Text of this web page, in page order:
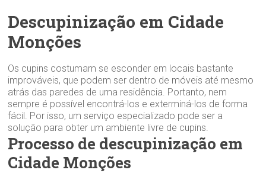
Descupinização em Cidade
Monções
Os cupins costumam se esconder em locais bastante
improváveis, que podem ser dentro de móveis até mesmo
atrás das paredes de uma residência. Portanto, nem
sempre é possível encontrá-los e exterminá-los de forma
fácil. Por isso, um serviço especializado pode ser a
solução para obter um ambiente livre de cupins.
Processo de descupinização em
Cidade Monções